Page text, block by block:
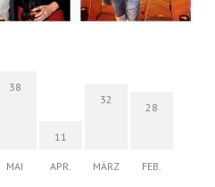
38
MAI
11
APR.
32
MÄRZ
28
FEB.